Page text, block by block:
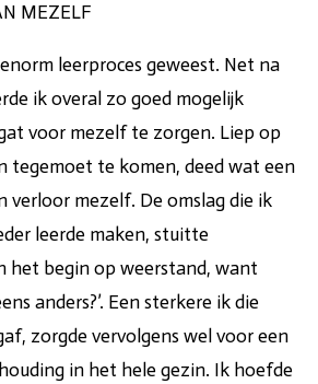
MEZELF
leerproces geweest. Net na
ik overal zo goed mogelijk
voor mezelf te zorgen. Liep op
tegemoet te komen, deed wat een
verloor mezelf. De omslag die ik
leerde maken, stuitte
het begin op weerstand, want
anders?’. Een sterkere ik die
zorgde vervolgens wel voor een
in het hele gezin. Ik hoefde